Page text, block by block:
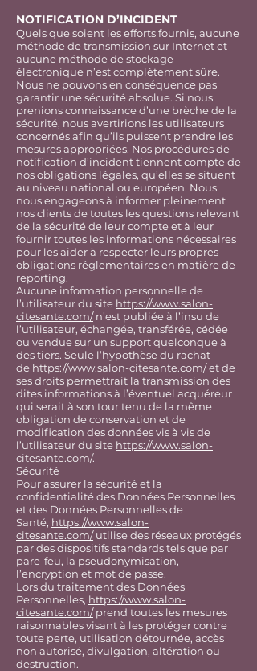
NOTIFICATION D’INCIDENT
Quels que soient les efforts fournis, aucune
méthode de transmission sur Internet et
aucune méthode de stockage
électronique n’est complètement sûre.
Nous ne pouvons en conséquence pas
garantir une sécurité absolue. Si nous
prenions connaissance d’une brèche de la
sécurité, nous avertirions les utilisateurs
concernés afin qu’ils puissent prendre les
mesures appropriées. Nos procédures de
notification d’incident tiennent compte de
nos obligations légales, qu’elles se situent
au niveau national ou européen. Nous
nous engageons à informer pleinement
nos clients de toutes les questions relevant
de la sécurité de leur compte et à leur
fournir toutes les informations nécessaires
pour les aider à respecter leurs propres
obligations réglementaires en matière de
reporting.
Aucune information personnelle de
l’utilisateur du site https://www.salon-
citesante.com/n’est publiée à l’insu de
l’utilisateur, échangée, transférée, cédée
ou vendue sur un support quelconque à
des tiers. Seule l’hypothèse du rachat
de https://www.salon-citesante.com/et de
ses droits permettrait la transmission des
dites informations à l’éventuel acquéreur
qui serait à son tour tenu de la même
obligation de conservation et de
modification des données vis à vis de
l’utilisateur du site https://www.salon-
citesante.com/.
Sécurité
Pour assurer la sécurité et la
confidentialité des Données Personnelles
et des Données Personnelles de
Santé, https://www.salon-
citesante.com/utilise des réseaux protégés
par des dispositifs standards tels que par
pare-feu, la pseudonymisation,
l’encryption et mot de passe.
Lors du traitement des Données
Personnelles, https://www.salon-
citesante.com/prend toutes les mesures
raisonnables visant à les protéger contre
toute perte, utilisation détournée, accès
non autorisé, divulgation, altération ou
destruction.